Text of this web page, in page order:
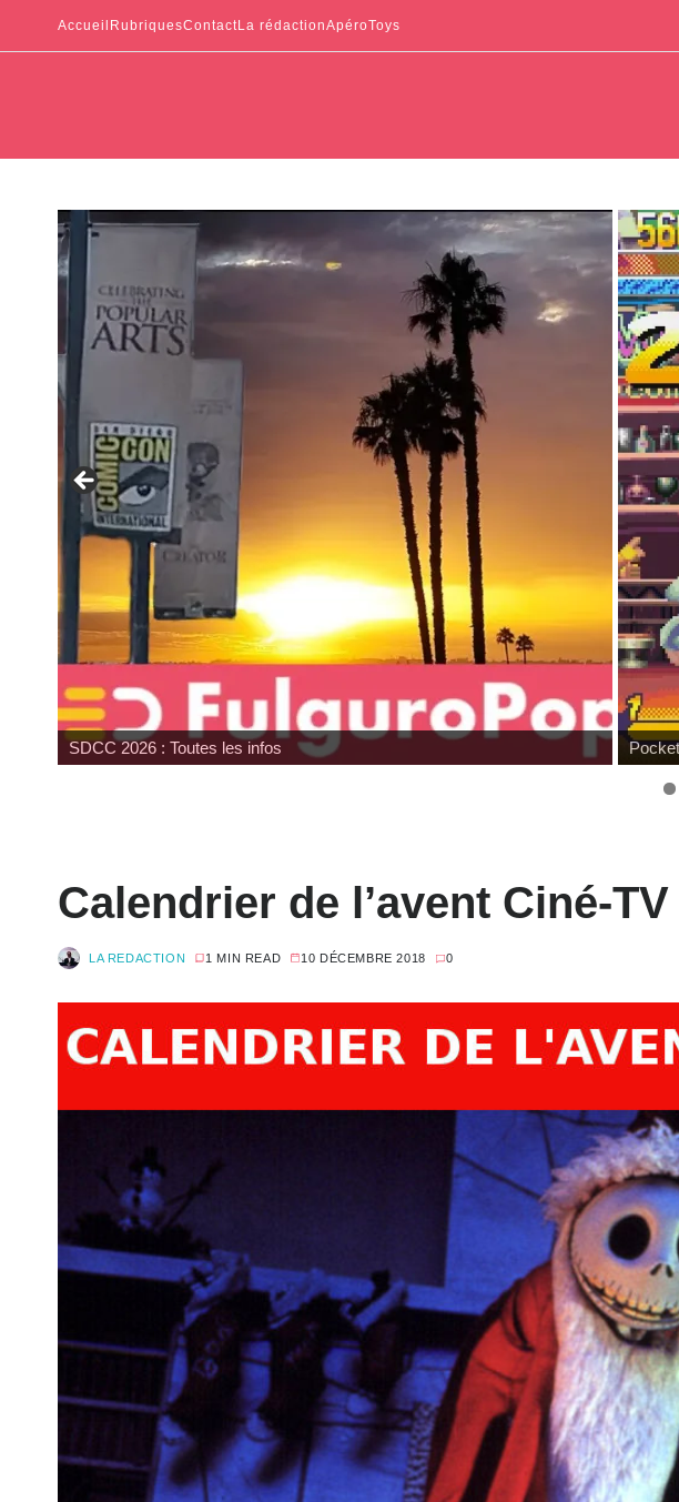
Accueil RubriquesContactLa rédactionApéroToys
SDCC 2026 : Toutes les infos
Calendrier de l’avent Ciné-
LA REDACTION 1 MIN READ 10 DÉCEMBRE 2018 0